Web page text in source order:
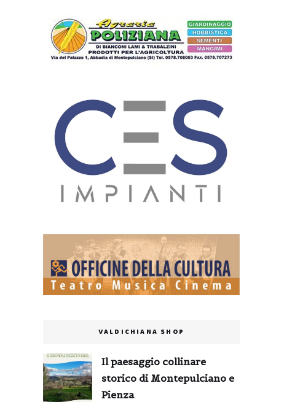
VALDICHIANA SHOP
Il paesaggio collinare
storico di Montepulciano e
Pienza